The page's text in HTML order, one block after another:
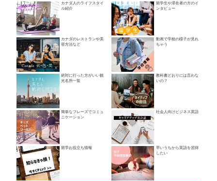
カナダ人のライフスタイ
ル紹介
留学生や滞在者の方のイ
ンタビュー
カナダのレストランや美
容方法など
動画で学校の様子が見れ
ちゃう
絶対に行った方がいい観
光名所一覧
教科書どおりには言わな
いの？
簡単なフレーズでコミュ
ニケーション
社会人向けビジネス英語
留学お役立ち情報
早いうちから英語を習得
したい